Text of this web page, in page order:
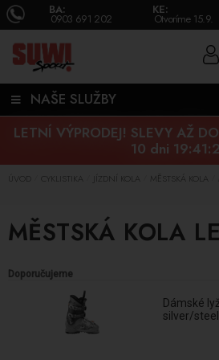
BA:
0903 691 202
KE:
Otvoríme 15.9.
NAŠE SLUŽBY
LETNÍ VÝPRODEJ! SLEVY AŽ
10 dni
ÚVOD CYKLISTIKA JÍZDNÍ KOLA MĚSTSKÁ KOLA
MĚSTSKÁ KOLA
Doporučujeme
Dámské
silver/steel